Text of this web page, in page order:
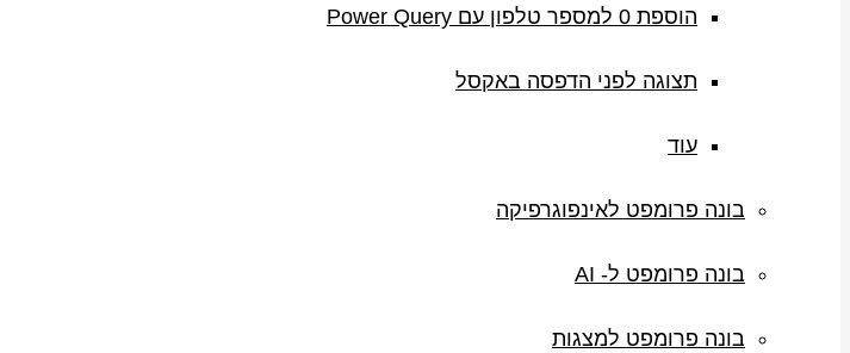
הוספת 0 למספר טלפון עם Power Query
תצוגה לפני הדפסה באקסל
עוד
בונה פרומפט לאינפוגרפיקה
בונה פרומפט ל- AI
בונה פרומפט למצגות